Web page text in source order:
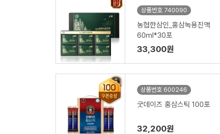
상품번호 740090
농협한삼인_홍삼녹용진액
60ml*30포
33,300원
상품번호 600246
굿데이즈 홍삼스틱 100포
32,200원